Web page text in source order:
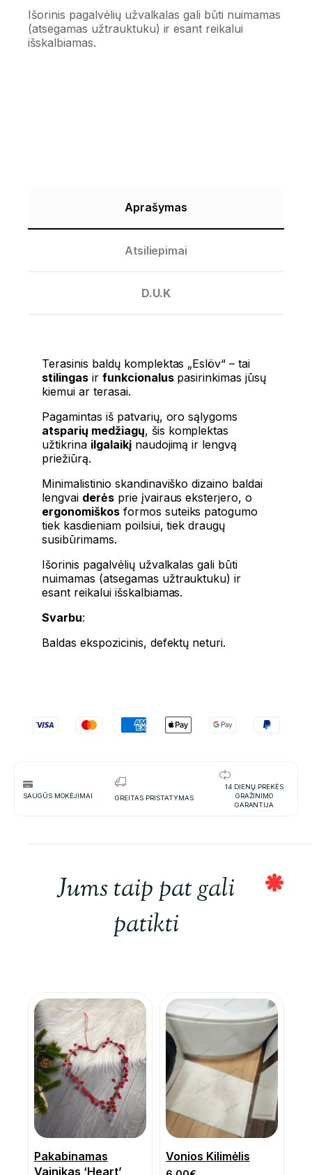
Išorinis pagalvėlių užvalkalas gali būti nuimamas
(atsegamas užtrauktuku) ir esant reikalui
išskalbiamas.
Aprašymas
Atsiliepimai
D.U.K
Terasinis baldų komplektas „Eslöv“ – tai
stilingasir funkcionaluspasirinkimas jūsų
kiemui ar terasai.
Pagamintas iš patvarių, oro sąlygoms
atsparių medžiagų, šis komplektas
užtikrina ilgalaikįnaudojimą ir lengvą
priežiūrą.
Minimalistinio skandinaviško dizaino baldai
lengvai derėsprie įvairaus eksterjero, o
ergonomiškosformos suteiks patogumo
tiek kasdieniam poilsiui, tiek draugų
susibūrimams.
Išorinis pagalvėlių užvalkalas gali būti
nuimamas (atsegamas užtrauktuku) ir
esant reikalui išskalbiamas.
Svarbu:
Baldas ekspozicinis, defektų neturi.
SAUGŪS MOKĖJIMAI GREITAS PRISTATYMAS
14 DIENŲ PREKĖS
GRAŽINIMO
GARANTIJA
Jums taip pat gali
patikti
Pakabinamas
Vainikas ‘Heart’
Vonios Kilimėlis